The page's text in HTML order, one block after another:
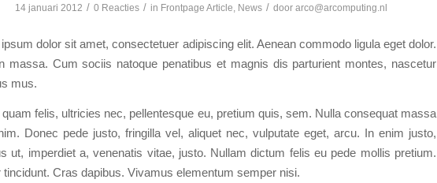
14 januari 2012 / 0 Reacties / in Frontpage Article News / door arco@arcomputing.nl
dolor sit amet, consectetuer adipiscing elit. Aenean commodo ligula eget dolor.
massa. Cum sociis natoque penatibus et magnis dis parturient montes, nascetur
mus.
quam felis, ultricies nec, pellentesque eu, pretium quis, sem. Nulla consequat massa
Donec pede justo, fringilla vel, aliquet nec, vulputate eget, arcu. In enim justo,
ut, imperdiet a, venenatis vitae, justo. Nullam dictum felis eu pede mollis pretium.
tincidunt. Cras dapibus. Vivamus elementum semper nisi.